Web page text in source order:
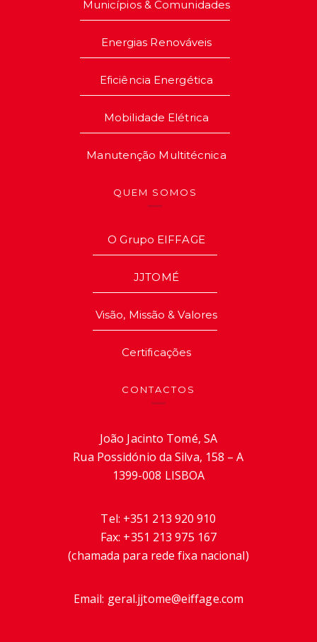
Municípios & Comunidades
Energias Renováveis
Eficiência Energética
Mobilidade Elétrica
Manutenção Multitécnica
QUEM SOMOS
O Grupo EIFFAGE
JJTOMÉ
Visão, Missão & Valores
Certificações
CONTACTOS
João Jacinto Tomé, SA
Rua Possidónio da Silva, 158 – A
1399-008 LISBOA
Tel: +351 213 920 910
Fax: +351 213 975 167
(chamada para rede fixa nacional)
Email: geral.jjtome@eiffage.com